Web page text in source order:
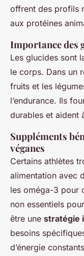
offrent des profils
aux protéines
Importance des
Les glucides sont
le corps. Dans un
fruits et les
l’endurance. Ils
durables et aident
Suppléments
véganes
Certains athlètes
alimentation avec
les oméga-3 pour
non essentiels
être une stratégie
besoins
d’énergie